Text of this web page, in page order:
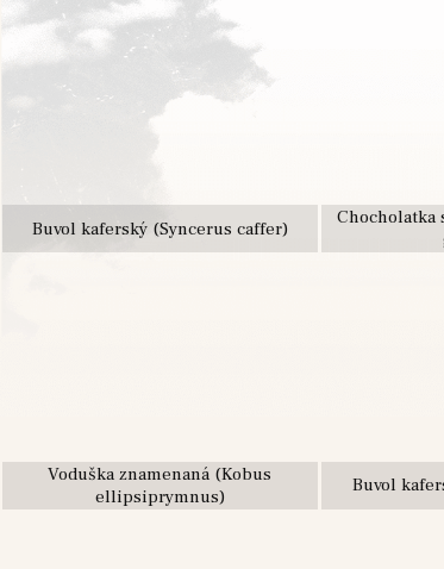
Buvol kaferský (Syncerus caffer)
Chocholatka
Voduška znamenaná (Kobus
ellipsiprymnus)
Buvol